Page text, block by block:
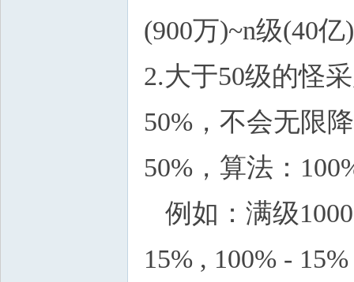
(900万)~n级(40亿)
2.大于50级的怪
50%，不会无限
50%，算法：
例如：满级
15% , 100% -